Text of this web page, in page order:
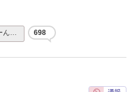
ん… 698